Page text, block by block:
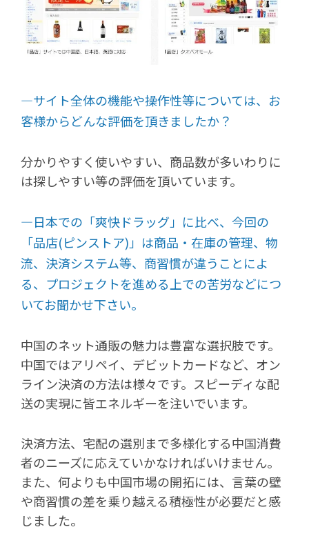
―サイト全体の機能や操作性等については、お
客様からどんな評価を頂きましたか？
分かりやすく使いやすい、商品数が多いわりに
は探しやすい等の評価を頂いています。
―日本での「爽快ドラッグ」に比べ、今回の
「品店(ピンストア)」は商品・在庫の管理、物
流、決済システム等、商習慣が違うことによ
る、プロジェクトを進める上での苦労などにつ
いてお聞かせ下さい。
中国のネット通販の魅力は豊富な選択肢です。
中国ではアリペイ、デビットカードなど、オン
ライン決済の方法は様々です。スピーディな配
送の実現に皆エネルギーを注いでいます。
決済方法、宅配の選別まで多様化する中国消費
者のニーズに応えていかなければいけません。
また、何よりも中国市場の開拓には、言葉の壁
や商習慣の差を乗り越える積極性が必要だと感
じました。